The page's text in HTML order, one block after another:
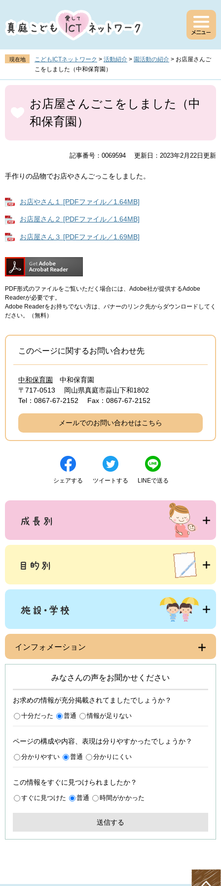
ジ
の
頭
す
。
ュ
ー
飛
し
て
現在地 こどもICTネットワーク > 活動紹介 > 園活動の紹介 > お店屋さんご
こをしました（中和保育園）
本
お店屋さんごこをしました（中
和保育園）
記事番号：0069594 更新日：2023年2月22日更新
手作りの品物でお店やさんごっこをしました。
お店やさん１ [PDFファイル／1.64MB]
お店屋さん２ [PDFファイル／1.64MB]
お店屋さん３ [PDFファイル／1.69MB]
PDF形式のファイルをご覧いただく場合には、Adobe社が提供するAdobe
Readerが必要です。
Adobe Readerをお持ちでない方は、バナーのリンク先からダウンロードしてく
ださい。（無料）
このページに関するお問い合わせ先
中和保育園
中和保育園
〒717-0513
岡山県真庭市蒜山下和1802
Tel：0867-67-2152
Fax：0867-67-2152
メールでのお問い合わせはこちら
シェアする ツイートする LINEで送る
インフォメーション
みなさんの声をお聞かせください
お求めの情報が充分掲載されてましたでしょうか？
十分だった 普通 情報が足りない
ページの構成や内容、表現は分りやすかったでしょうか？
分かりやすい 普通 分かりにくい
この情報をすぐに見つけられましたか？
すぐに見つけた 普通 時間がかかった